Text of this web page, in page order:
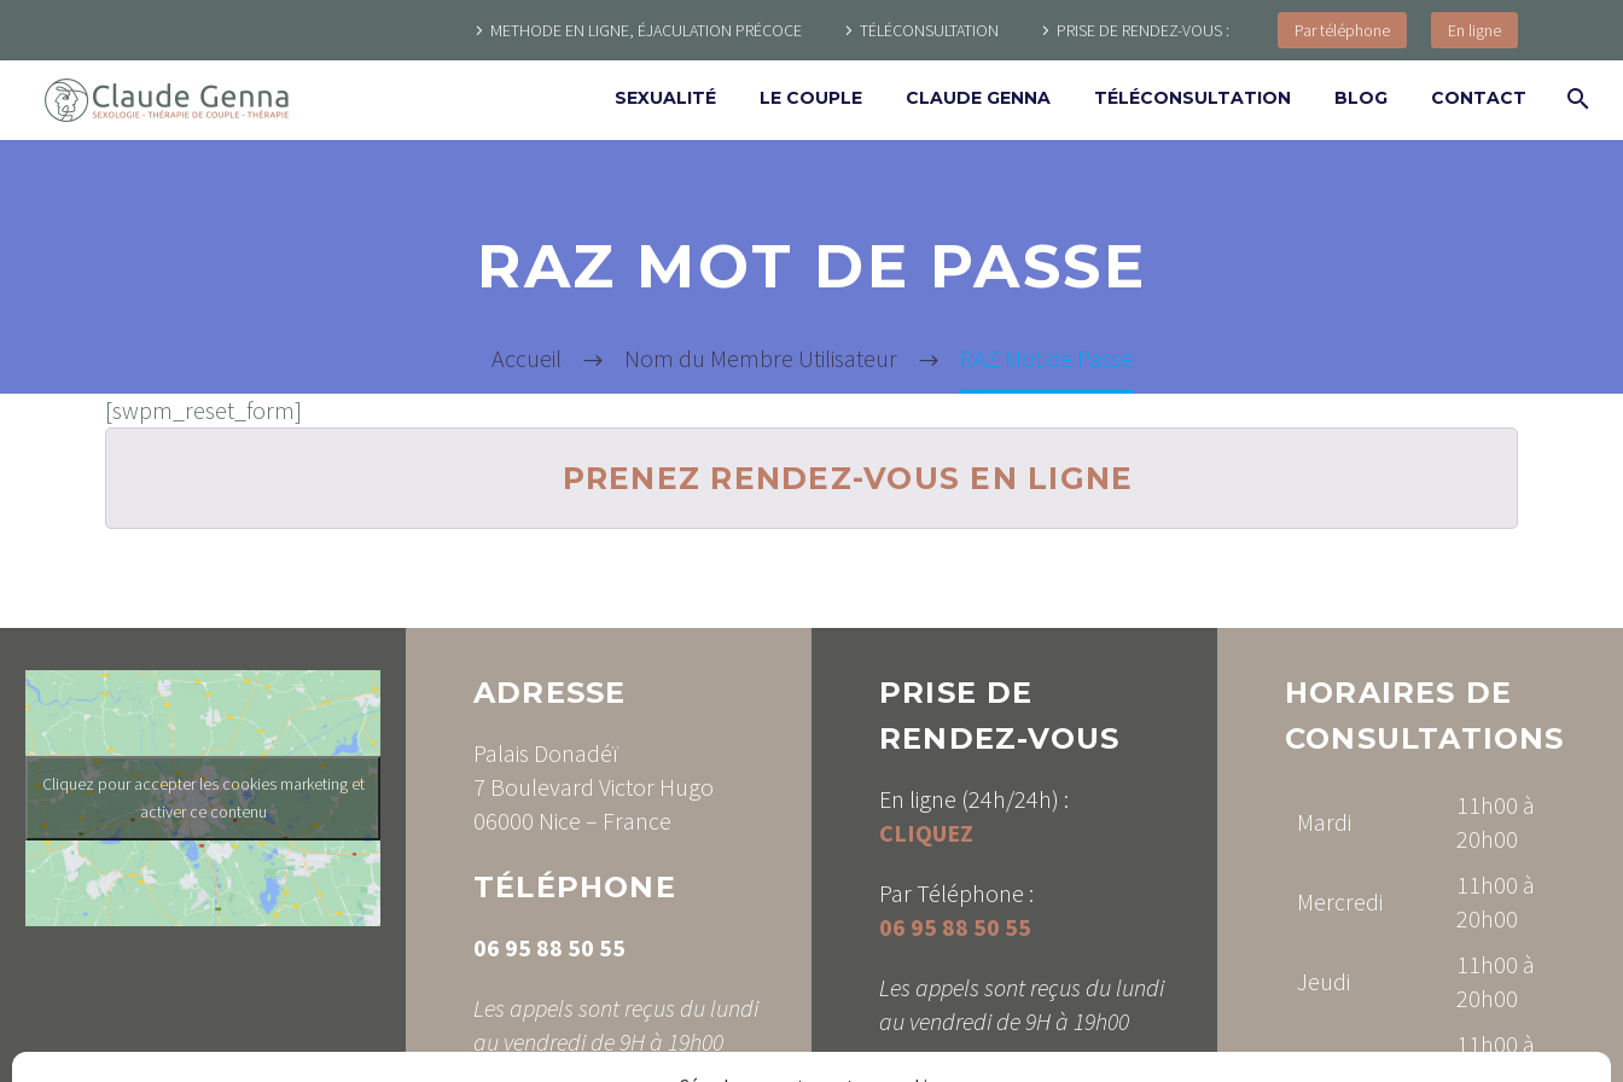
METHODE EN LIGNE, ÉJACULATION PRÉCOCE TÉLÉCONSULTATION PRISE DE RENDEZ-VOUS : Par téléphone En ligne
SEXUALITÉ LE COUPLE CLAUDE GENNA TÉLÉCONSULTATION BLOG CONTACT
RAZ MOT DE PASSE
Accueil Nom du Membre Utilisateur
RAZ Mot de Passe
[swpm_reset_form]
PRENEZ RENDEZ-VOUS EN LIGNE
Cliquez pour accepter les cookies marketing et
activer ce contenu
ADRESSE
Palais Donadéï
7 Boulevard Victor Hugo
06000 Nice – France
TÉLÉPHONE
06 95 88 50 55
Les appels sont reçus du lundi
au vendredi de 9H à 19h00
PRISE DE
RENDEZ-VOUS
En ligne (24h/24h) :
CLIQUEZ
Par Téléphone :
06 95 88 50 55
Les appels sont reçus du lundi
au vendredi de 9H à 19h00
HORAIRES DE
CONSULTATIONS
Mardi
11h00 à
20h00
Mercredi
11h00 à
20h00
Jeudi
11h00 à
20h00
Vendredi
11h00 à